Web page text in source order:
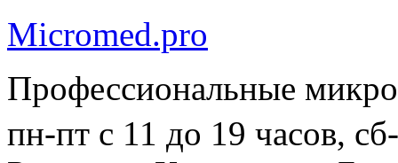
Micromed.pro
Профессиональные
пн-пт с 11 до 19 часов,